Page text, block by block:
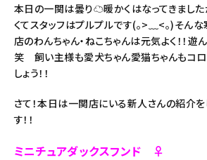
本日の一関は曇り☁暖かくはなってきました
くてスタッフはプルプルです(｡>﹏<｡)そんな
店のわんちゃん・ねこちゃんは元気よく！！遊
笑 飼い主様も愛犬ちゃん愛猫ちゃんもコ
しょう！！
さて！本日は一関店にいる新人さんの紹介
す！！
ミニチュアダックスフンド ♀